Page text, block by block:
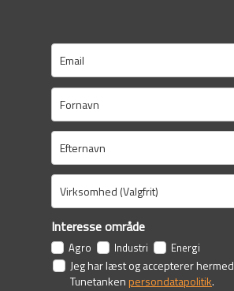
Interesse område
Agro Industri Energi
Jeg har læst og accepterer hermed
Tunetankenpersondatapolitik.